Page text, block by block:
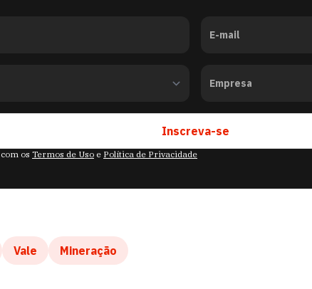
E-mail
Empresa
Inscreva-se
os Termos de Uso e Política de Privacidade
Vale Mineração